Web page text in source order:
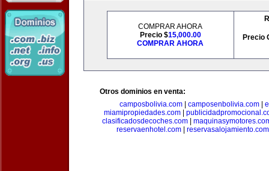
COMPRAR AHORA
Precio $15,000.00
COMPRAR AHORA
Precio
Otros dominios en venta:
camposbolivia.com| camposenbolivia.com|
miamipropiedades.com
clasificadosdecoches.com
reservaenhotel.com| reservasalojamiento.com